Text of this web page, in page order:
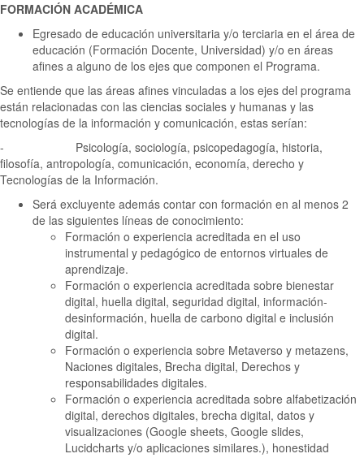
FORMACIÓN ACADÉMICA
Egresado de educación universitaria y/o terciaria en el área de
educación (Formación Docente, Universidad) y/o en áreas
afines a alguno de los ejes que componen el Programa.
Se entiende que las áreas afines vinculadas a los ejes del programa
están relacionadas con las ciencias sociales y humanas y las
tecnologías de la información y comunicación, estas serían:
- Psicología, sociología, psicopedagogía, historia,
filosofía, antropología, comunicación, economía, derecho y
Tecnologías de la Información.
Será excluyente además contar con formación en al menos 2
de las siguientes líneas de conocimiento:
Formación o experiencia acreditada en el uso
instrumental y pedagógico de entornos virtuales de
aprendizaje.
Formación o experiencia acreditada sobre bienestar
digital, huella digital, seguridad digital, información-
desinformación, huella de carbono digital e inclusión
digital.
Formación o experiencia sobre Metaverso y metazens,
Naciones digitales, Brecha digital, Derechos y
responsabilidades digitales.
Formación o experiencia acreditada sobre alfabetización
digital, derechos digitales, brecha digital, datos y
visualizaciones (Google sheets, Google slides,
Lucidcharts y/o aplicaciones similares.), honestidad